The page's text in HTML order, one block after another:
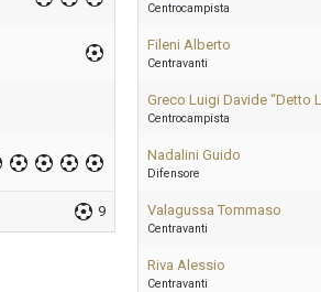
9
Centrocampista
Fileni Alberto
Centravanti
Greco Luigi Davide “Detto
Centrocampista
Nadalini Guido
Difensore
Valagussa Tommaso
Centravanti
Riva Alessio
Centravanti